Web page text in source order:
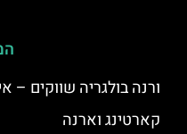
ורנה בולגריה שווקים –
קארטינג וארנה